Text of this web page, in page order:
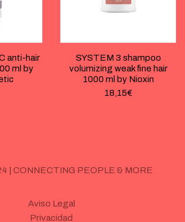
anti-hair
ml by
SYSTEM 3 shampoo
volumizing weak fine hair
1000 ml by Nioxin
18,15€
| CONNECTING PEOPLE & MORE
Aviso Legal
Privacidad